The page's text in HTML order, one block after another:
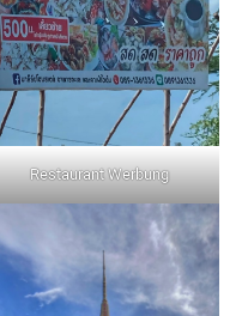
Restaurant Werbung